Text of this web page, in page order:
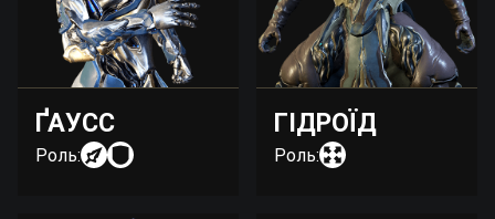
ҐАУСС
Роль:
ГІДРОЇД
Роль: